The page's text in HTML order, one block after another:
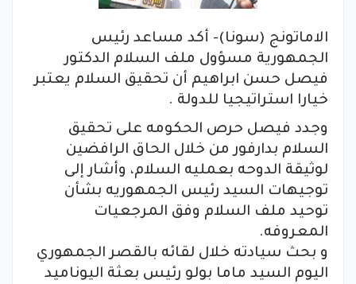
الاماتونج (سونا)- أكد مساعد رئيس
الجمهورية مسؤول ملف السلام الدكتور
فيصل حسن ابراهيم أن تحقيق السلام يعتبر
خيارا استراتيجيا للدولة .
وجدد فيصل حرص الحكومه على تحقيق
السلام بدارفور من خلال الحاق الرافضين
لوثيقة الدوحه بعمليه السلام، وأشار إلى
توجيهات السيد رئيس الجمهوريه بشأن
توحيد ملف السلام وفق المرجعيات
المعروفه.
و بحث سيادته خلال لقائه بالقصر الجمهوري
اليوم السيد ماما بولو رئيس بعثة اليوناميد